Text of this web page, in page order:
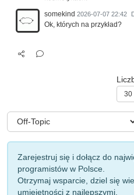
somekind 2026-07-07 22:42
Ok, których na przykład?
Zarejestruj się i dołącz do
programistów w Polsce.
Otrzymaj wsparcie, dziel się
umiejętności z najlepszymi.